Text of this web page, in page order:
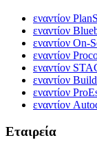
εναντίον
εναντίον
εναντίον
εναντίον
εναντίον
εναντίον
εναντίον
εναντίον
Εταιρεία